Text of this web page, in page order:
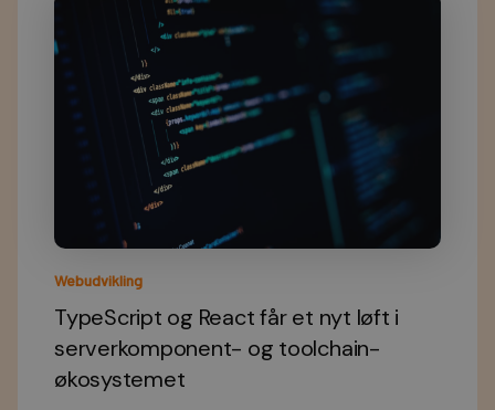
Webudvikling
TypeScript og React får et nyt løft i
serverkomponent- og toolchain-
økosystemet